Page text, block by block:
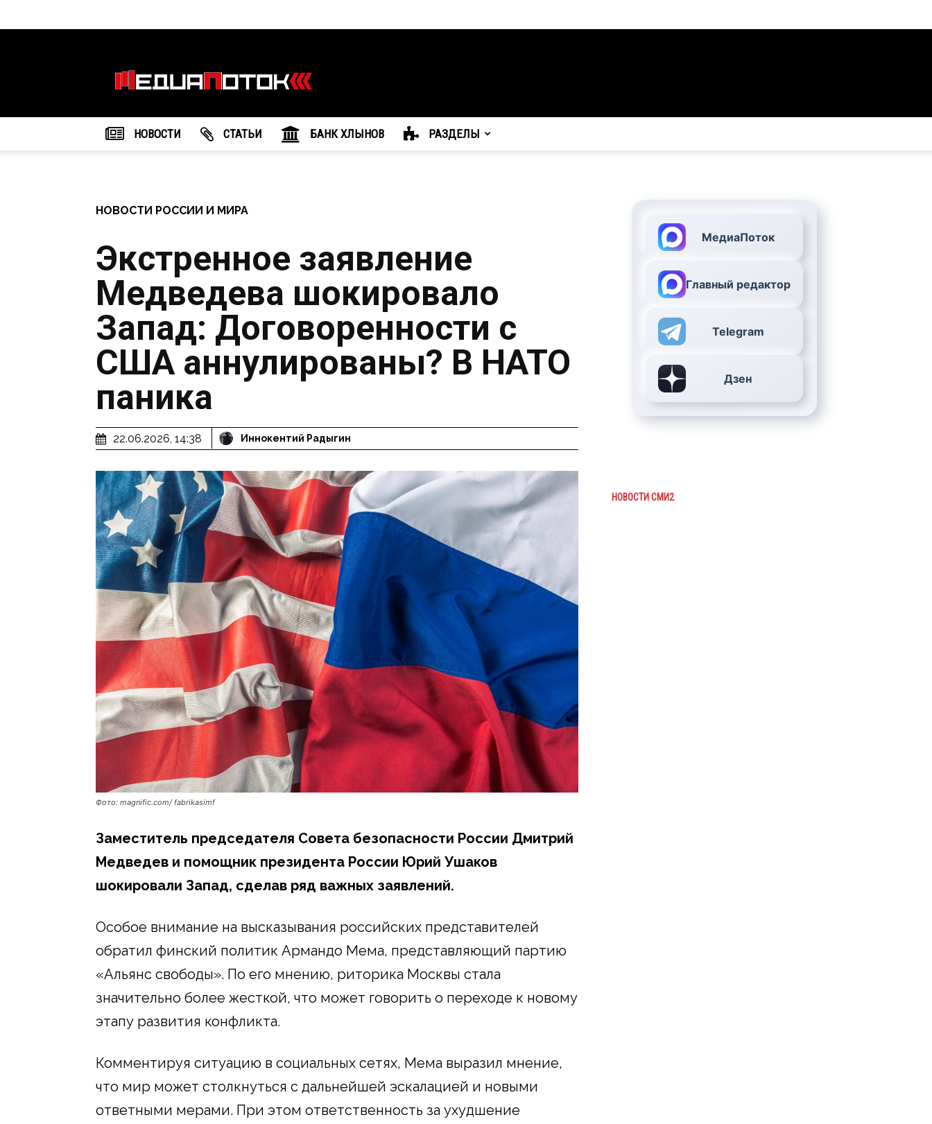
агентство
"МедиаПоток"
НОВОСТИ CТАТЬИ БАНК ХЛЫНОВ РАЗДЕЛЫ
НОВОСТИ РОССИИ И МИРА
Экстренное заявление
Медведева шокировало
Запад: Договоренности с
США аннулированы? В НАТО
паника
22.06.2026, 14:38 Иннокентий Радыгин
Фото: magnific.com/ fabrikasimf
Заместитель председателя Совета безопасности России Дмитрий
Медведев и помощник президента России Юрий Ушаков
шокировали Запад, сделав ряд важных заявлений.
Особое внимание на высказывания российских представителей
обратил финский политик Армандо Мема, представляющий партию
«Альянс свободы». По его мнению, риторика Москвы стала
значительно более жесткой, что может говорить о переходе к новому
этапу развития конфликта.
Комментируя ситуацию в социальных сетях, Мема выразил мнение,
что мир может столкнуться с дальнейшей эскалацией и новыми
ответными мерами. При этом ответственность за ухудшение
МедиаПоток
Главный редактор
Telegram
Дзен
НОВОСТИ СМИ2